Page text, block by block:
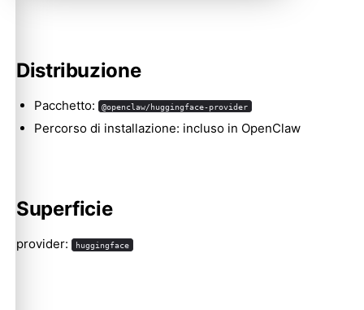
Distribuzione
Pacchetto: @openclaw/huggingface-provider
Percorso di installazione: incluso in OpenClaw
Superficie
provider: huggingface